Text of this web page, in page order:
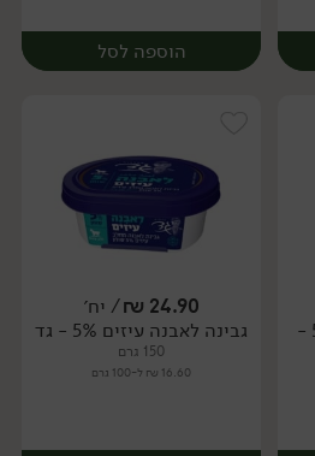
הוספה לסל
יח׳
גבינת לאבנה טבעית 5% -
24.90
₪/ יח׳
גבינה לאבנה עיזים 5% - גד
150 גרם
16.60 ₪ ל-100 גרם